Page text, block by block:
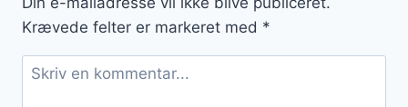
Krævede felter er markeret med *